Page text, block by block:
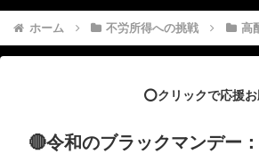
ホーム 不労所得への挑戦 高
⭕️クリックで応援
🔴令和のブラックマンデー